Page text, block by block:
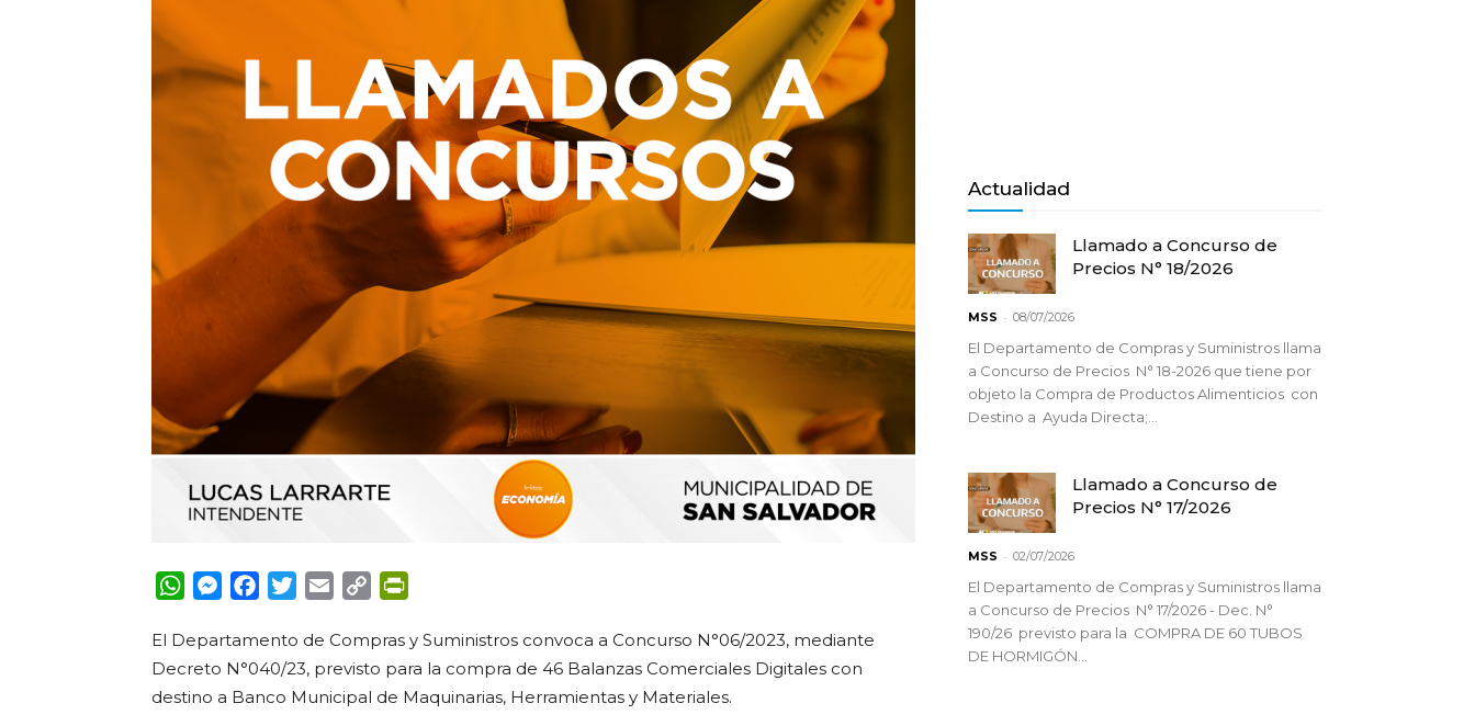
WhatsApp
Messenger
FacebookTwitterEmail Copy
El Departamento de Compras y Suministros convoca a Concurso N°06/2023, mediante
Decreto N°040/23, previsto para la compra de 46 Balanzas Comerciales Digitales con
destino a Banco Municipal de Maquinarias, Herramientas y Materiales.
Actualidad
Llamado a Concurso de
Precios N° 18/2026
MSS - 08/07/2026
El Departamento de Compras y Suministros llama
a Concurso de Precios N° 18-2026 que tiene por
objeto la Compra de Productos Alimenticios con
Destino a Ayuda Directa;...
Llamado a Concurso de
Precios N° 17/2026
MSS - 02/07/2026
El Departamento de Compras y Suministros llama
a Concurso de Precios N° 17/2026 - Dec. N°
190/26 previsto para la COMPRA DE 60 TUBOS
DE HORMIGÓN...